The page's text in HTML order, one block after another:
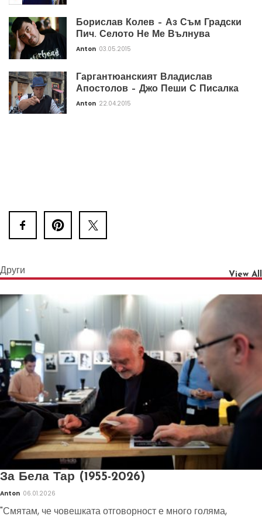
Борислав Колев – Аз Съм Градски
Пич. Селото Не Ме Вълнува
Anton 03.05.2015
Гаргантюанският Владислав
Апостолов – Джо Пеши С Писалка
Anton 22.04.2015
Други View All
За Бела Тар (1955-2026)
Anton 06.01.2026
"Смятам, че човешката отговорност е много голяма,